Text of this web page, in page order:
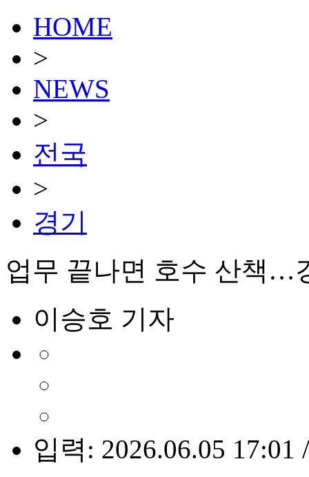
HOME
>
NEWS
>
전국
>
경기
업무 끝나면 호수 산책…
이승호 기자
입력: 2026.06.05 17:01